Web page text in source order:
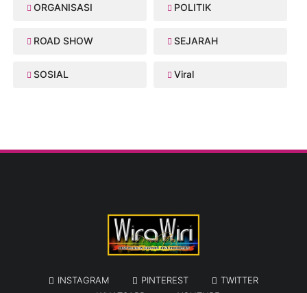
ORGANISASI POLITIK
ROAD SHOW SEJARAH
SOSIAL Viral
INSTAGRAM PINTEREST
TWITTER